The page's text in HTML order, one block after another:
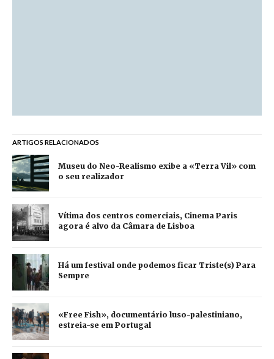
ARTIGOS RELACIONADOS
Museu do Neo-Realismo exibe a «Terra Vil» com
o seu realizador
Vítima dos centros comerciais, Cinema Paris
agora é alvo da Câmara de Lisboa
Há um festival onde podemos ficar Triste(s) Para
Sempre
«Free Fish», documentário luso-palestiniano,
estreia-se em Portugal